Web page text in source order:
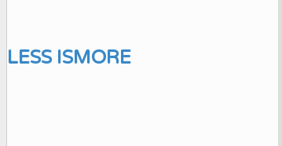
LESS ISMORE